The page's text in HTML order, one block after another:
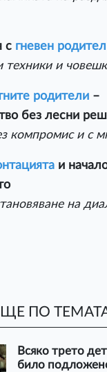
с гневен родител
техники и
родители –
без лесни
компромис и с
и
на
ПО
Всяко трето
било